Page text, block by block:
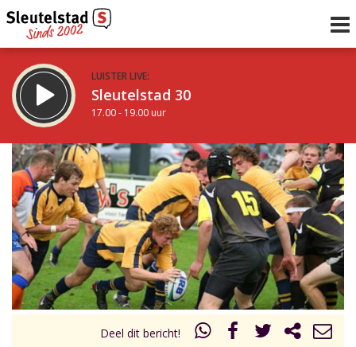
LUISTER LIVE:
Sleutelstad 30
17.00 - 19.00 uur
STRAKS:
De avond van Sleutelstad
19.00 - 0.00 uur
Vorig uur
uur 1 van 0 Volgend uur
Inklappen
Deel dit bericht!